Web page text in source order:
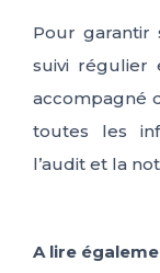
Pour garantir
suivi régulier
accompagné
toutes les
l’audit et la
A lire